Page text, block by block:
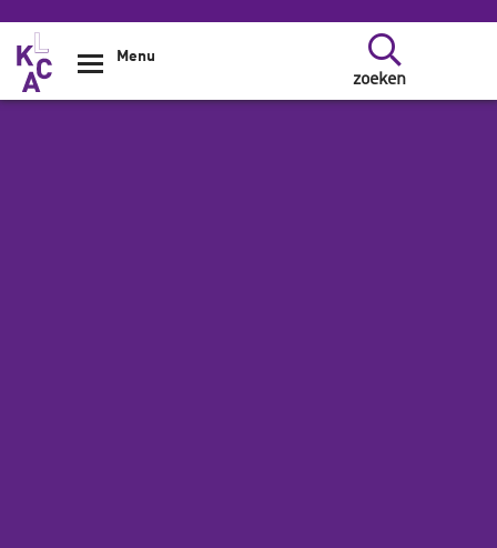
Overslaan en naar de inhoud gaan
zoeken
Menu